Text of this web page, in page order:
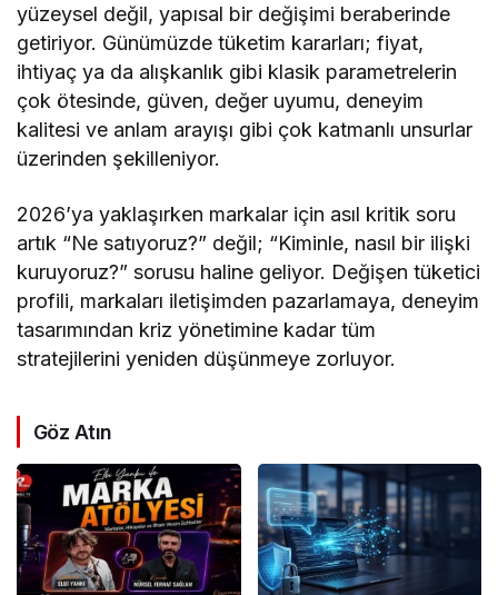
yüzeysel değil, yapısal bir değişimi beraberinde
getiriyor. Günümüzde tüketim kararları; fiyat,
ihtiyaç ya da alışkanlık gibi klasik parametrelerin
çok ötesinde, güven, değer uyumu, deneyim
kalitesi ve anlam arayışı gibi çok katmanlı unsurlar
üzerinden şekilleniyor.
2026’ya yaklaşırken markalar için asıl kritik soru
artık “Ne satıyoruz?” değil; “Kiminle, nasıl bir ilişki
kuruyoruz?” sorusu haline geliyor. Değişen tüketici
profili, markaları iletişimden pazarlamaya, deneyim
tasarımından kriz yönetimine kadar tüm
stratejilerini yeniden düşünmeye zorluyor.
Göz Atın